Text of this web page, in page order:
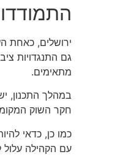
ירושלים, כאחת
גם התנגדויות
מתאימים.
במהלך התכנון,
חקר השוק
כמו כן, כדאי
עם הקהילה